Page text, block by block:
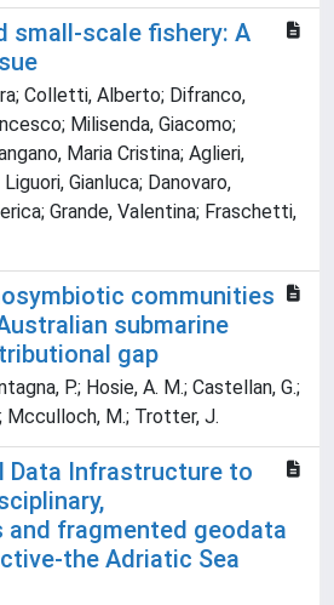
small‐scale fishery: A
Colletti, Alberto; Difranco,
Milisenda, Giacomo;
Maria Cristina; Aglieri,
Gianluca; Danovaro,
Grande, Valentina; Fraschetti,
communities
submarine
gap
P.; Hosie, A. M.; Castellan, G.;
Mcculloch, M.; Trotter, J.
Data Infrastructure to
and fragmented geodata
the Adriatic Sea